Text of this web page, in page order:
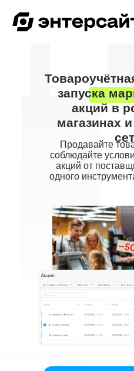
Продавайте
соблюдайте
акций от
одного
запуска
акций в
магазинах